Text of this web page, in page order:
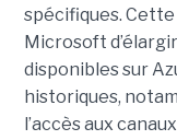
spécifiques. Cette
Microsoft
disponibles sur
historiques,
l’accès aux